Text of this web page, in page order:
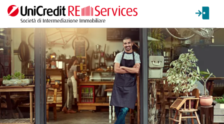
La ricerca verrà inviata automaticamente alla selezione delle